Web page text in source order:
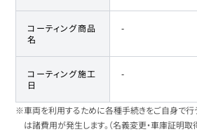
コーティング商品
名
-
コーティング施工
日
-
※車両を利用するために各種手続きをご自身で行
は諸費用が発生します。（名義変更・車庫証明取得